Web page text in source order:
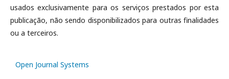
usados exclusivamente para os serviços prestados por esta
publicação, não sendo disponibilizados para outras finalidades
ou a terceiros.
Open Journal Systems